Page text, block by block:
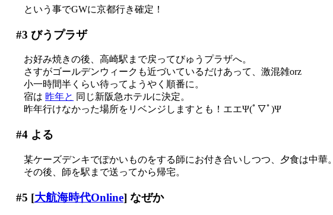
という事でGWに京都行き確定！
#3 びうプラザ
お好み焼きの後、高崎駅まで戻ってびゅうプラザへ。
さすがゴールデンウィークも近づいているだけあって、激混雑orz
小一時間半くらい待ってようやく順番に。
宿は 昨年と 同じ新阪急ホテルに決定。
昨年行けなかった場所をリベンジしますとも！エエΨ(ﾟ▽ﾟ)Ψ
#4よる
某ケーズデンキでぽかいものをする師にお付き合いしつつ、夕食は中華。
その後、師を駅まで送ってから帰宅。
#5 [大航海時代Online] なぜか